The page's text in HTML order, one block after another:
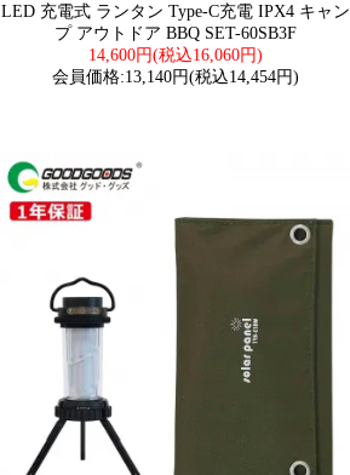
LED 充電式 ランタン Type-C充電 IPX4 キャン
プ アウトドア BBQ SET-60SB3F
14,600円(税込16,060円)
会員価格:13,140円(税込14,454円)